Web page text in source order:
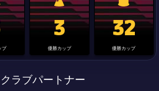
League trophy
プ
label.aria.clubworldcup
3
優勝カップ
国王杯
32
優勝カップ
ラブパートナー